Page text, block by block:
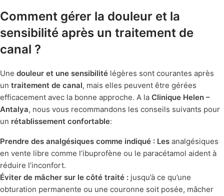
Comment gérer la douleur et la
sensibilité après un traitement de
canal ?
Une douleur et une sensibilité légères sont courantes après
un traitement de canal, mais elles peuvent être gérées
efficacement avec la bonne approche. A la Clinique Helen –
Antalya, nous vous recommandons les conseils suivants pour
un rétablissement confortable:
Prendre des analgésiques comme indiqué : Les analgésiques
en vente libre comme l’ibuprofène ou le paracétamol aident à
réduire l’inconfort.
Éviter de mâcher sur le côté traité : jusqu’à ce qu’une
obturation permanente ou une couronne soit posée, mâcher